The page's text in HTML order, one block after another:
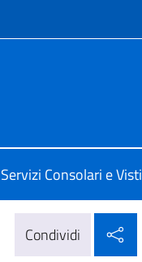
Servizi Consolari e Visti
Condividi